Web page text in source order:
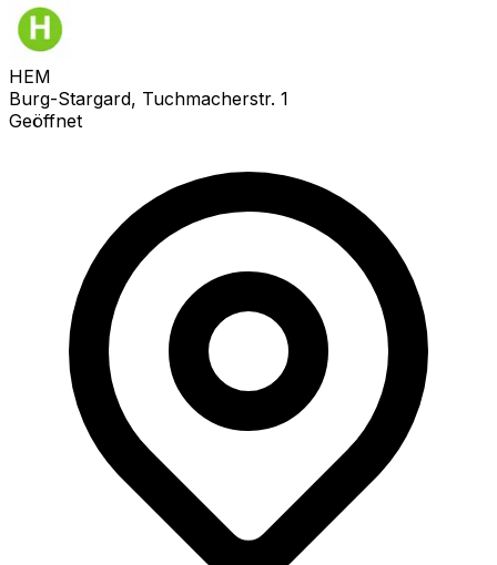
HEM
Burg-Stargard, Tuchmacherstr. 1
Geöffnet